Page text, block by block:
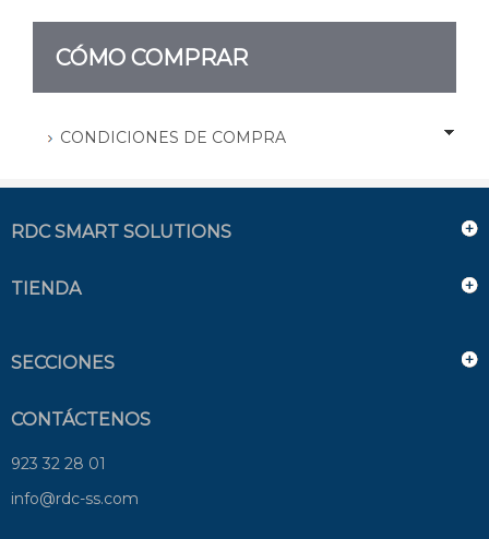
CÓMO COMPRAR
CONDICIONES DE COMPRA
RDC SMART SOLUTIONS
TIENDA
SECCIONES
CONTÁCTENOS
923 32 28 01
info@rdc-ss.com